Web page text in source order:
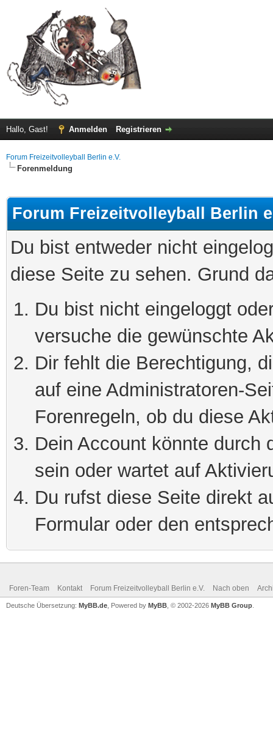
Hallo, Gast! Anmelden Registrieren
Forum Freizeitvolleyball Berlin e.V.
Forenmeldung
Forum Freizeitvolleyball Berlin
Du bist entweder nicht
diese Seite zu sehen. Grund
Du bist nicht eingeloggt
versuche die gewünschte
Dir fehlt die Berechtigung,
auf eine Administratoren-
Forenregeln, ob du diese
Dein Account könnte durch
sein oder wartet auf
Du rufst diese Seite direkt
Formular oder den
Foren-Team Kontakt Forum Freizeitvolleyball Berlin e.V. Nach oben
Deutsche Übersetzung: MyBB.de , Powered by MyBB , © 2002-2026 MyBB Group